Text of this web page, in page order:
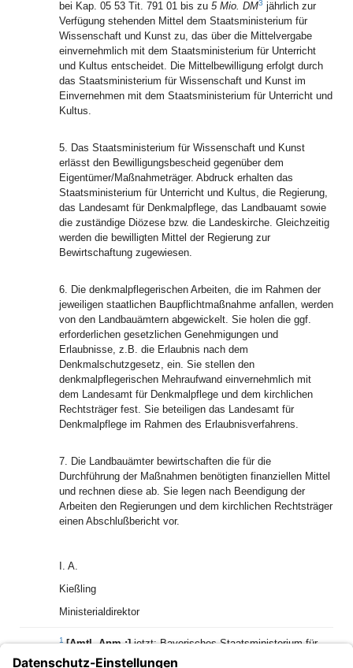
bei Kap. 05 53 Tit. 791 01 bis zu 5 Mio. DM3 jährlich zur
Verfügung stehenden Mittel dem Staatsministerium für
Wissenschaft und Kunst zu, das über die Mittelvergabe
einvernehmlich mit dem Staatsministerium für Unterricht
und Kultus entscheidet. Die Mittelbewilligung erfolgt durch
das Staatsministerium für Wissenschaft und Kunst im
Einvernehmen mit dem Staatsministerium für Unterricht und
Kultus.
5. Das Staatsministerium für Wissenschaft und Kunst
erlässt den Bewilligungsbescheid gegenüber dem
Eigentümer/Maßnahmeträger. Abdruck erhalten das
Staatsministerium für Unterricht und Kultus, die Regierung,
das Landesamt für Denkmalpflege, das Landbauamt sowie
die zuständige Diözese bzw. die Landeskirche. Gleichzeitig
werden die bewilligten Mittel der Regierung zur
Bewirtschaftung zugewiesen.
6. Die denkmalpflegerischen Arbeiten, die im Rahmen der
jeweiligen staatlichen Baupflichtmaßnahme anfallen, werden
von den Landbauämtern abgewickelt. Sie holen die ggf.
erforderlichen gesetzlichen Genehmigungen und
Erlaubnisse, z.B. die Erlaubnis nach dem
Denkmalschutzgesetz, ein. Sie stellen den
denkmalpflegerischen Mehraufwand einvernehmlich mit
dem Landesamt für Denkmalpflege und dem kirchlichen
Rechtsträger fest. Sie beteiligen das Landesamt für
Denkmalpflege im Rahmen des Erlaubnisverfahrens.
7. Die Landbauämter bewirtschaften die für die
Durchführung der Maßnahmen benötigten finanziellen Mittel
und rechnen diese ab. Sie legen nach Beendigung der
Arbeiten den Regierungen und dem kirchlichen Rechtsträger
einen Abschlußbericht vor.
I. A.
Kießling
Ministerialdirektor
1 [Amtl. Anm.:]jetzt: Bayerisches Staatsministerium für
Bildung und Kultus, Wissenschaft und Kunst